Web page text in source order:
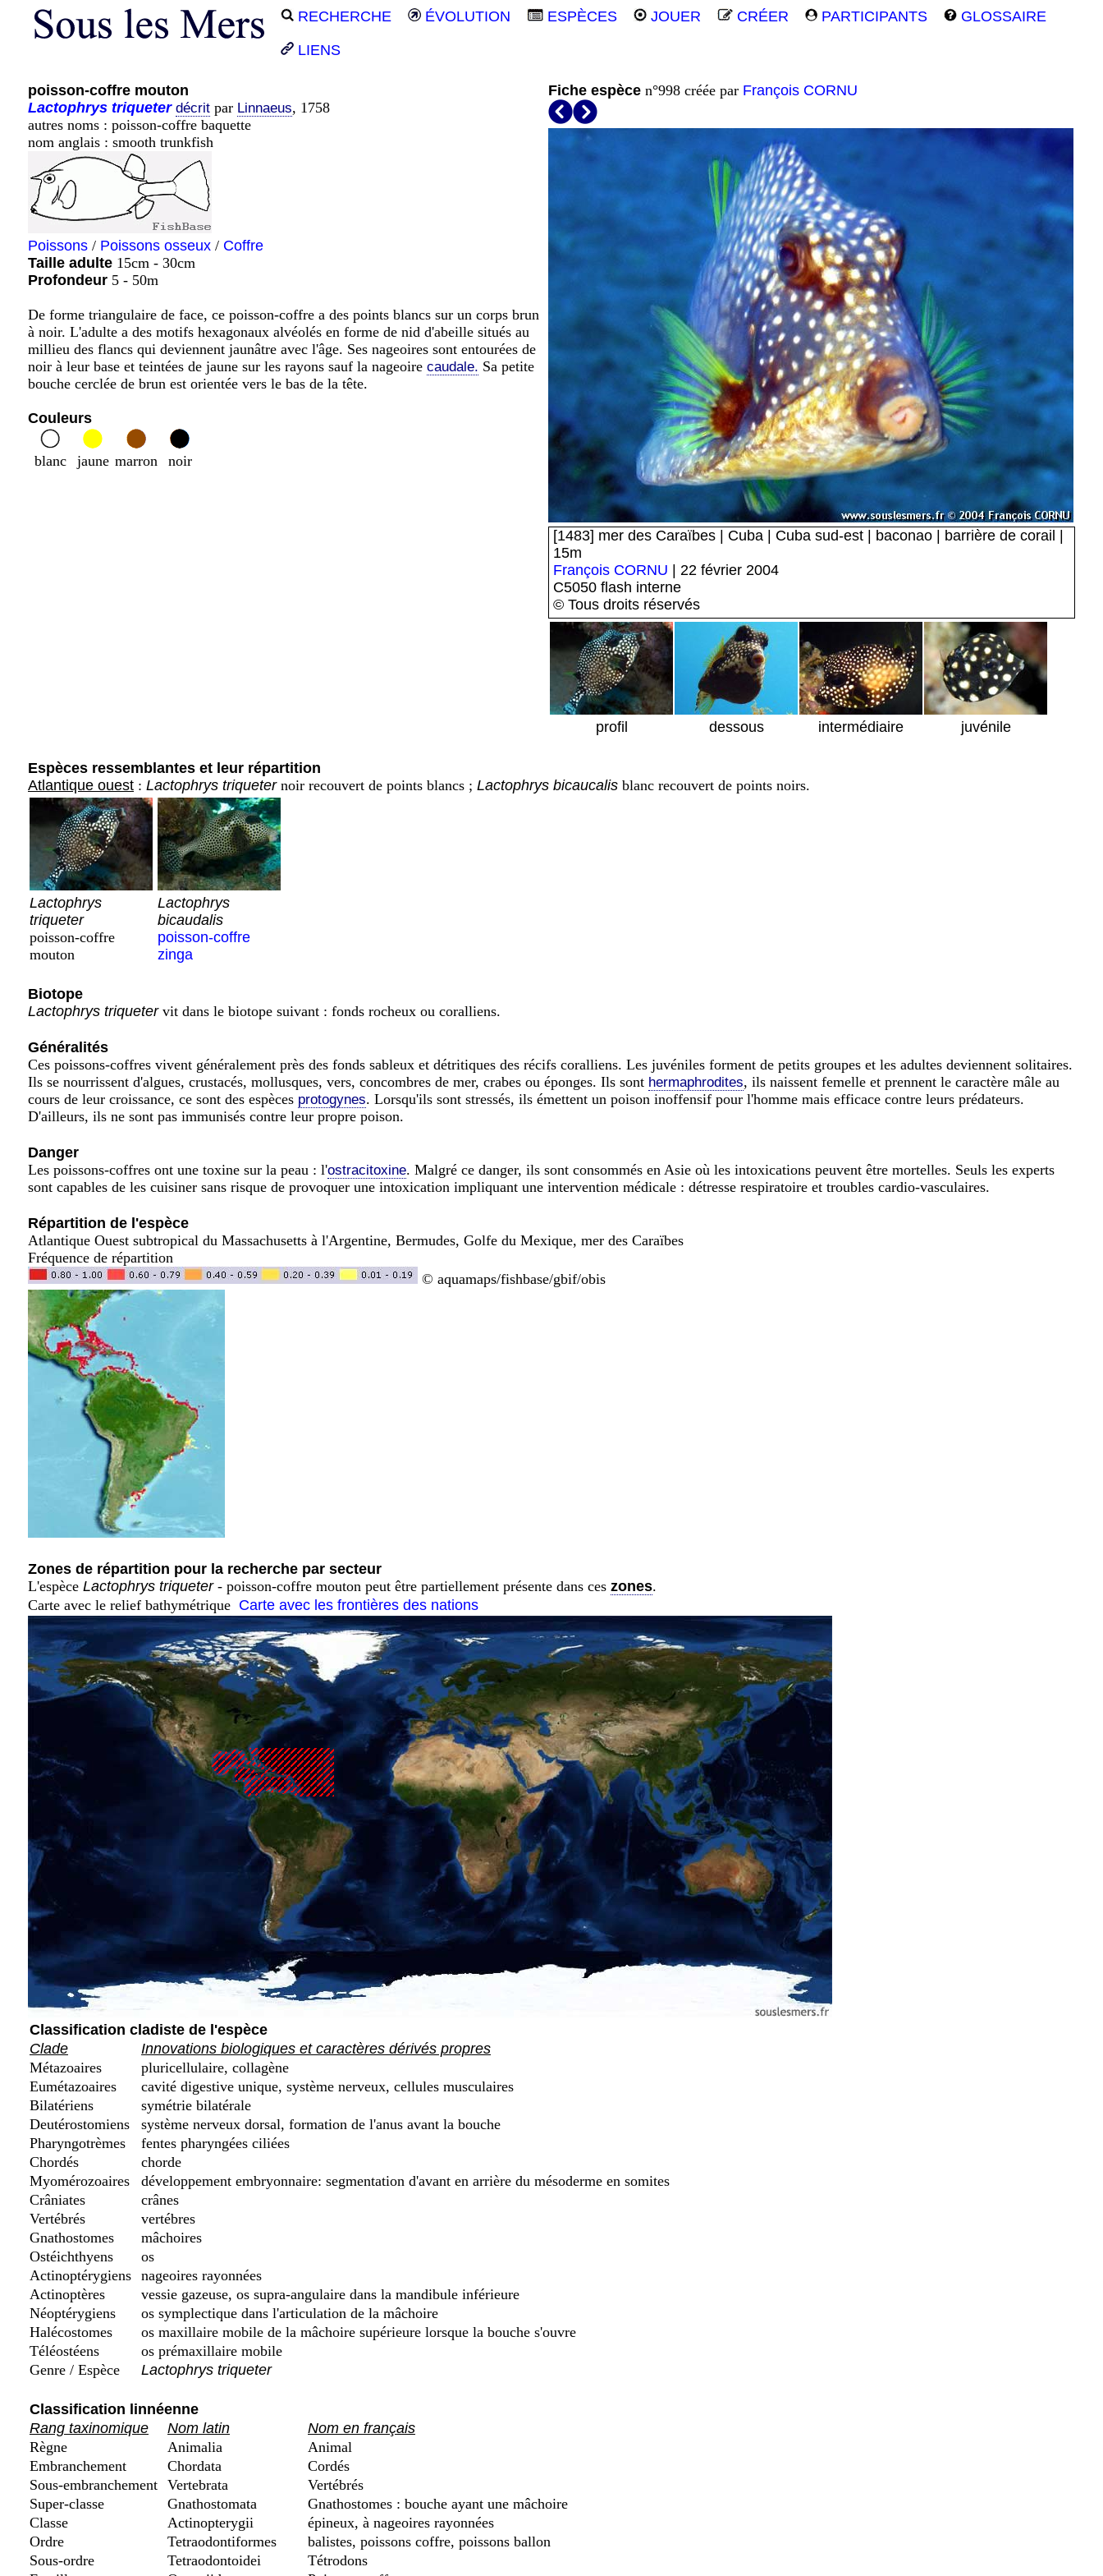
RECHERCHE ÉVOLUTION ESPÈCES JOUER CRÉER PARTICIPANTS GLOSSAIRE
LIENS
poisson-coffre mouton
Lactophrys triqueter décrit par Linnaeus, 1758
autres noms : poisson-coffre baquette
nom anglais : smooth trunkfish
Poissons / Poissons osseux / Coffre
Taille adulte 15cm - 30cm
Profondeur 5 - 50m
De forme triangulaire de face, ce poisson-coffre a des points blancs sur un corps brun
à noir. L'adulte a des motifs hexagonaux alvéolés en forme de nid d'abeille situés au
millieu des flancs qui deviennent jaunâtre avec l'âge. Ses nageoires sont entourées de
noir à leur base et teintées de jaune sur les rayons sauf la nageoire caudale. Sa petite
bouche cerclée de brun est orientée vers le bas de la tête.
Couleurs
blanc jaune marron noir
Fiche espèce n°998 créée par François CORNU
[1483] mer des Caraïbes | Cuba | Cuba sud-est | baconao | barrière de corail |
15m
François CORNU | 22 février 2004
C5050 flash interne
© Tous droits réservés
profil dessous intermédiaire juvénile
Espèces ressemblantes et leur répartition
Atlantique ouest : Lactophrys triqueternoir recouvert de points blancs ; Lactophrys bicaucalis blanc recouvert de points noirs.
Lactophrys
triqueter
poisson-coffre
mouton
Lactophrys
bicaudalis
poisson-coffre
zinga
Biotope
Lactophrys triquetervit dans le biotope suivant : fonds rocheux ou coralliens.
Généralités
Ces poissons-coffres vivent généralement près des fonds sableux et détritiques des récifs coralliens. Les juvéniles forment de petits groupes et les adultes deviennent solitaires.
Ils se nourrissent d'algues, crustacés, mollusques, vers, concombres de mer, crabes ou éponges. Ils sont hermaphrodites, ils naissent femelle et prennent le caractère mâle au
cours de leur croissance, ce sont des espèces protogynes. Lorsqu'ils sont stressés, ils émettent un poison inoffensif pour l'homme mais efficace contre leurs prédateurs.
D'ailleurs, ils ne sont pas immunisés contre leur propre poison.
Danger
Les poissons-coffres ont une toxine sur la peau : l'ostracitoxine. Malgré ce danger, ils sont consommés en Asie où les intoxications peuvent être mortelles. Seuls les experts
sont capables de les cuisiner sans risque de provoquer une intoxication impliquant une intervention médicale : détresse respiratoire et troubles cardio-vasculaires.
Répartition de l'espèce
Atlantique Ouest subtropical du Massachusetts à l'Argentine, Bermudes, Golfe du Mexique, mer des Caraïbes
Fréquence de répartition
© aquamaps/fishbase/gbif/obis
Zones de répartition pour la recherche par secteur
L'espèce Lactophrys triqueter- poisson-coffre mouton peut être partiellement présente dans ces zones.
Carte avec le relief bathymétrique Carte avec les frontières des nations
Classification cladiste de l'espèce
Clade
Innovations biologiques et caractères dérivés propres
Métazoaires
pluricellulaire, collagène
Eumétazoaires
cavité digestive unique, système nerveux, cellules musculaires
Bilatériens
symétrie bilatérale
Deutérostomiens
système nerveux dorsal, formation de l'anus avant la bouche
Pharyngotrèmes
fentes pharyngées ciliées
Chordés
chorde
Myomérozoaires
développement embryonnaire: segmentation d'avant en arrière du mésoderme en somites
Crâniates
crânes
Vertébrés
vertébres
Gnathostomes
mâchoires
Ostéichthyens
os
Actinoptérygiens nageoires rayonnées
Actinoptères
vessie gazeuse, os supra-angulaire dans la mandibule inférieure
Néoptérygiens
os symplectique dans l'articulation de la mâchoire
Halécostomes
os maxillaire mobile de la mâchoire supérieure lorsque la bouche s'ouvre
Téléostéens
os prémaxillaire mobile
Genre / Espèce
Lactophrys triqueter
Classification linnéenne
Rang taxinomique
Nom latin
Nom en français
Règne
Animalia
Animal
Embranchement
Chordata
Cordés
Sous-embranchement Vertebrata
Vertébrés
Super-classe
Gnathostomata
Gnathostomes : bouche ayant une mâchoire
Classe
Actinopterygii
épineux, à nageoires rayonnées
Ordre
Tetraodontiformes
balistes, poissons coffre, poissons ballon
Sous-ordre
Tetraodontoidei
Tétrodons